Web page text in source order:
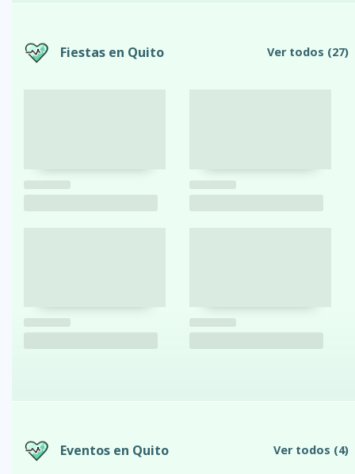
Fiestas en Quito Ver todos (27)
Eventos en Quito Ver todos (4)